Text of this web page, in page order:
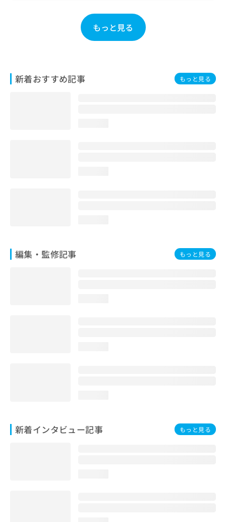
もっと見る
新着おすすめ記事 もっと見る
編集・監修記事 もっと見る
新着インタビュー記事 もっと見る
こ